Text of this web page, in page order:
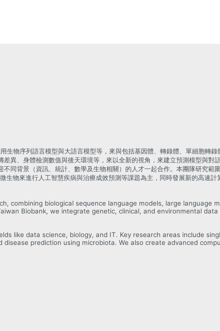
物序列語言模型與大語言模型等，來與包括基因體、轉錄體、單細胞轉
異、身體檢測數值與後天環境等，來以全新的視角，來建立預測模型與
同背景（資訊、統計、數學及生物相關）的人才一起合作。本團隊研究
物來進行人工智慧疾病與治療成效預測等課題為主，同時發展新的高速
combining biological sequence language models, large
Biobank, we integrate genetic, clinical, and environmental
like data science, biology, and IT. Key research areas include
prediction using microbiota. We also create advanced